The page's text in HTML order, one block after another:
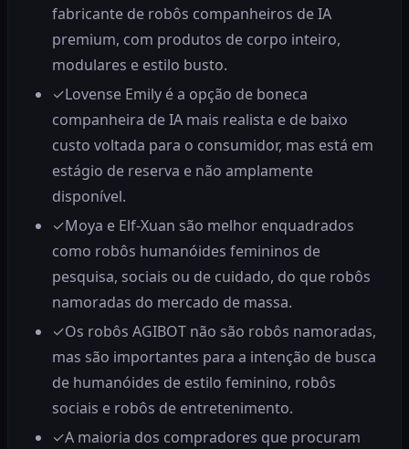
fabricante de robôs companheiros de IA
premium, com produtos de corpo inteiro,
modulares e estilo busto.
✓Lovense Emily é a opção de boneca
companheira de IA mais realista e de baixo
custo voltada para o consumidor, mas está em
estágio de reserva e não amplamente
disponível.
✓Moya e Elf-Xuan são melhor enquadrados
como robôs humanóides femininos de
pesquisa, sociais ou de cuidado, do que robôs
namoradas do mercado de massa.
✓Os robôs AGIBOT não são robôs namoradas,
mas são importantes para a intenção de busca
de humanóides de estilo feminino, robôs
sociais e robôs de entretenimento.
✓A maioria dos compradores que procuram